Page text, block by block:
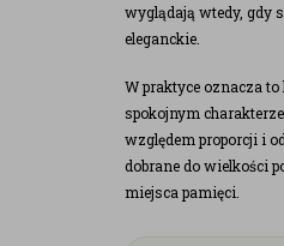
wyglądają wtedy, gdy
eleganckie.
W praktyce oznacza to
spokojnym
względem proporcji i
dobrane do wielkości
miejsca pamięci.